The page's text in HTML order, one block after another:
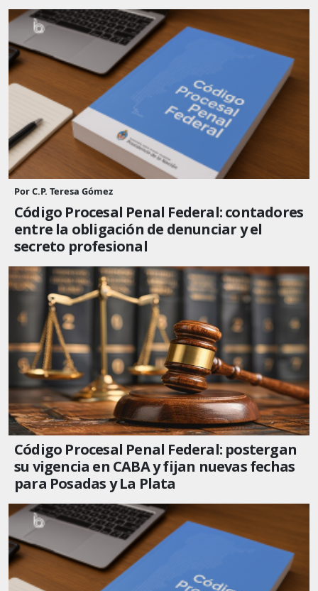
Por C.P. Teresa Gómez
Código Procesal Penal Federal: contadores
entre la obligación de denunciar y el
secreto profesional
Código Procesal Penal Federal: postergan
su vigencia en CABA y fijan nuevas fechas
para Posadas y La Plata